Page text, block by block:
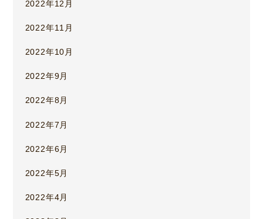
2022年12月
2022年11月
2022年10月
2022年9月
2022年8月
2022年7月
2022年6月
2022年5月
2022年4月